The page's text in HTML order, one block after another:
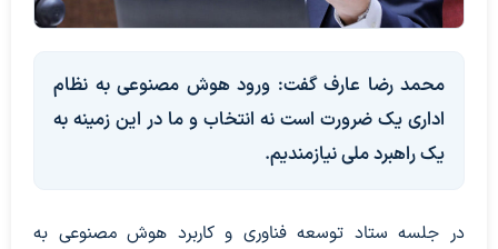
محمد رضا عارف گفت: ورود هوش مصنوعی به نظام
اداری یک ضرورت است نه انتخاب و ما در این زمینه به
یک راهبرد ملی نیازمندیم.
در جلسه ستاد توسعه فناوری و کاربرد هوش مصنوعی به